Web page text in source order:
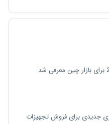
جدیدی برای فروش تجهیزات